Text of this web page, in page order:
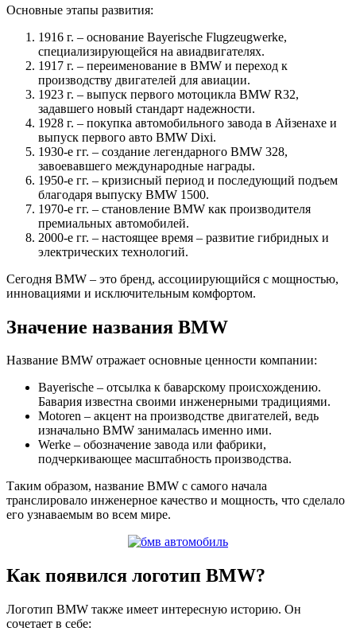
Основные этапы развития:
1916 г. – основание Bayerische Flugzeugwerke,
специализирующейся на авиадвигателях.
1917 г. – переименование в BMW и переход к
производству двигателей для авиации.
1923 г. – выпуск первого мотоцикла BMW R32,
задавшего новый стандарт надежности.
1928 г. – покупка автомобильного завода в Айзенахе и
выпуск первого авто BMW Dixi.
1930-е гг. – создание легендарного BMW 328,
завоевавшего международные награды.
1950-е гг. – кризисный период и последующий подъем
благодаря выпуску BMW 1500.
1970-е гг. – становление BMW как производителя
премиальных автомобилей.
2000-е гг. – настоящее время – развитие гибридных и
электрических технологий.
Сегодня BMW – это бренд, ассоциирующийся с мощностью,
инновациями и исключительным комфортом.
Значение названия BMW
Название BMW отражает основные ценности компании:
Bayerische – отсылка к баварскому происхождению.
Бавария известна своими инженерными традициями.
Motoren – акцент на производстве двигателей, ведь
изначально BMW занималась именно ими.
Werke – обозначение завода или фабрики,
подчеркивающее масштабность производства.
Таким образом, название BMW с самого начала
транслировало инженерное качество и мощность, что сделало
его узнаваемым во всем мире.
Как появился логотип BMW?
Логотип BMW также имеет интересную историю. Он
сочетает в себе: